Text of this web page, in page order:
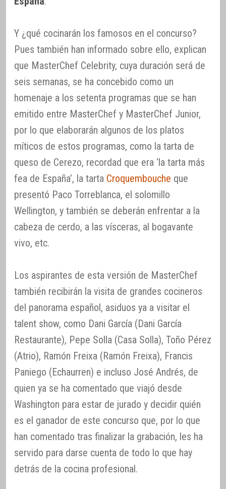
Y ¿qué cocinarán los famosos en el concurso?
Pues también han informado sobre ello, explican
que MasterChef Celebrity, cuya duración será de
seis semanas, se ha concebido como un
homenaje a los setenta programas que se han
emitido entre MasterChef y MasterChef Junior,
por lo que elaborarán algunos de los platos
míticos de estos programas, como la tarta de
queso de Cerezo, recordad que era ‘la tarta más
fea de España’, la tarta Croquembouche que
presentó Paco Torreblanca, el solomillo
Wellington, y también se deberán enfrentar a la
cabeza de cerdo, a las vísceras, al bogavante
vivo, etc.
Los aspirantes de esta versión de MasterChef
también recibirán la visita de grandes cocineros
del panorama español, asiduos ya a visitar el
talent show, como Dani García (Dani García
Restaurante), Pepe Solla (Casa Solla), Toño Pérez
(Atrio), Ramón Freixa (Ramón Freixa), Francis
Paniego (Echaurren) e incluso José Andrés, de
quien ya se ha comentado que viajó desde
Washington para estar de jurado y decidir quién
es el ganador de este concurso que, por lo que
han comentado tras finalizar la grabación, les ha
servido para darse cuenta de todo lo que hay
detrás de la cocina profesional.